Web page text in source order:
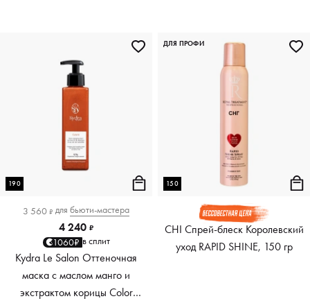
190
3 560 ₽ для бьюти-мастера
4 240 ₽
1060₽ в сплит
Kydra Le Salon Оттеночная
маска с маслом манго и
экстрактом корицы Color
150
CHI Спрей-блеск Королевский
уход RAPID SHINE, 150 гр
ДЛЯ ПРОФИ